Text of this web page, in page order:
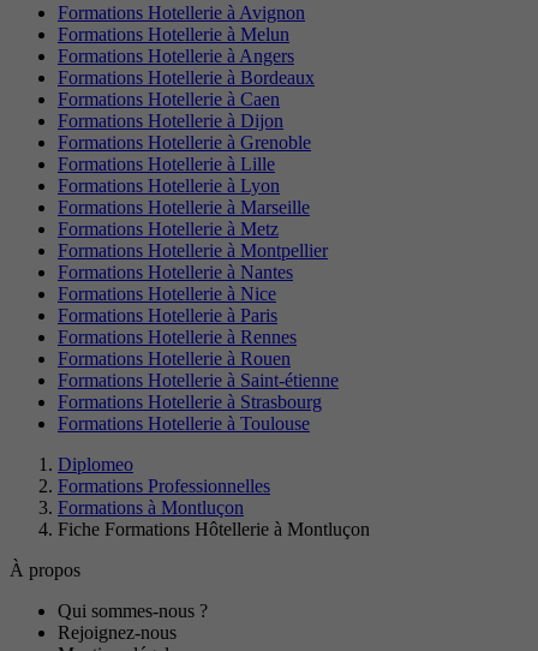
Formations Hotellerie à Avignon
Formations Hotellerie à Melun
Formations Hotellerie à Angers
Formations Hotellerie à Bordeaux
Formations Hotellerie à Caen
Formations Hotellerie à Dijon
Formations Hotellerie à Grenoble
Formations Hotellerie à Lille
Formations Hotellerie à Lyon
Formations Hotellerie à Marseille
Formations Hotellerie à Metz
Formations Hotellerie à Montpellier
Formations Hotellerie à Nantes
Formations Hotellerie à Nice
Formations Hotellerie à Paris
Formations Hotellerie à Rennes
Formations Hotellerie à Rouen
Formations Hotellerie à Saint-étienne
Formations Hotellerie à Strasbourg
Formations Hotellerie à Toulouse
Diplomeo
Formations Professionnelles
Formations à Montluçon
Fiche Formations Hôtellerie à Montluçon
À propos
Qui sommes-nous ?
Rejoignez-nous